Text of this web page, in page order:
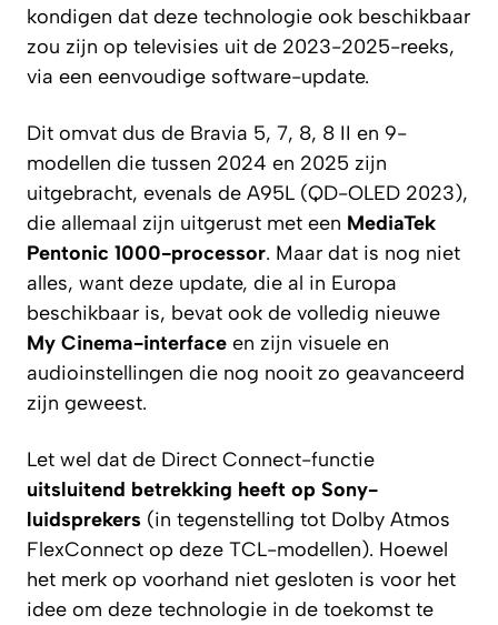
kondigen dat deze technologie ook beschikbaar
zou zijn op televisies uit de 2023-2025-reeks,
via een eenvoudige software-update.
Dit omvat dus de Bravia 5, 7, 8, 8 II en 9-
modellen die tussen 2024 en 2025 zijn
uitgebracht, evenals de A95L (QD-OLED 2023),
die allemaal zijn uitgerust met een MediaTek
Pentonic 1000-processor. Maar dat is nog niet
alles, want deze update, die al in Europa
beschikbaar is, bevat ook de volledig nieuwe
My Cinema-interface en zijn visuele en
audioinstellingen die nog nooit zo geavanceerd
zijn geweest.
Let wel dat de Direct Connect-functie
uitsluitend betrekking heeft op Sony-
luidsprekers (in tegenstelling tot Dolby Atmos
FlexConnect op deze TCL-modellen). Hoewel
het merk op voorhand niet gesloten is voor het
idee om deze technologie in de toekomst te